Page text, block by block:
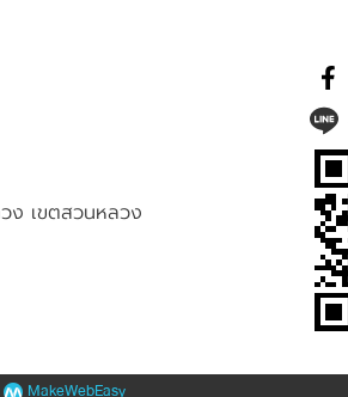
ง เขตสวนหลวง
MakeWebEasy